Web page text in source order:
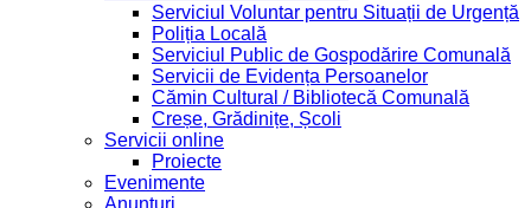
Serviciul Voluntar pentru Situații de Urgență
Poliția Locală
Serviciul Public de Gospodărire Comunală
Servicii de Evidența Persoanelor
Cămin Cultural / Bibliotecă Comunală
Creșe, Grădinițe, Școli
Servicii online
Proiecte
Evenimente